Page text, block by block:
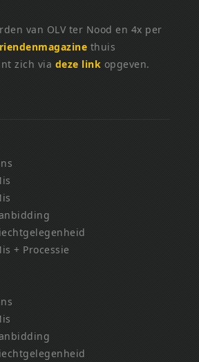
van OLV ter Nood en 4x per
thuis
zich via deze link opgeven.
+ Processie